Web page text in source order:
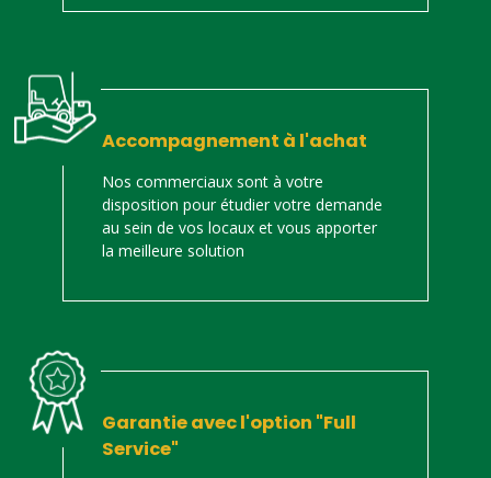
Accompagnement à l'achat
Nos commerciaux sont à votre
disposition pour étudier votre demande
au sein de vos locaux et vous apporter
la meilleure solution
Garantie avec l'option "Full
Service"